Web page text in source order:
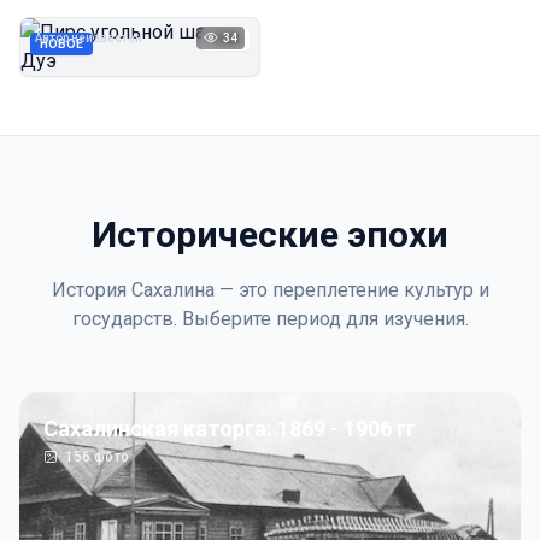
НОВОЕ 1923
Автор неизвестен 34
Исторические эпохи
История Сахалина — это переплетение культур и
государств. Выберите период для изучения.
Сахалинская каторга: 1869 - 1906 гг
156фото